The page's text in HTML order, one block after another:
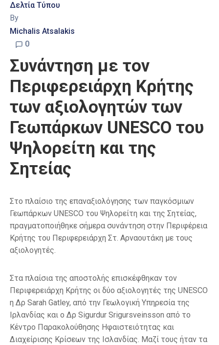
Δελτία Τύπου
By
Michalis Atsalakis
0
Συνάντηση με τον
Περιφερειάρχη Κρήτης
των αξιολογητών των
Γεωπάρκων UNESCO του
Ψηλορείτη και της
Σητείας
Στο πλαίσιο της επαναξιολόγησης των παγκόσμιων
Γεωπάρκων UNESCO του Ψηλορείτη και της Σητείας,
πραγματοποιήθηκε σήμερα συνάντηση στην Περιφέρεια
Κρήτης του Περιφερειάρχη Στ. Αρναουτάκη με τους
αξιολογητές.
Στα πλαίσια της αποστολής επισκέφθηκαν τον
Περιφερειάρχη Κρήτης οι δύο αξιολογητές της UNESCO
η Δρ Sarah Gatley, από την Γεωλογική Υπηρεσία της
Ιρλανδίας και ο Δρ Sigurdur Srigursveinsson από το
Κέντρο Παρακολούθησης Ηφαιστειότητας και
Διαχείρισης Κρίσεων της Ισλανδίας. Μαζί τους ήταν τα